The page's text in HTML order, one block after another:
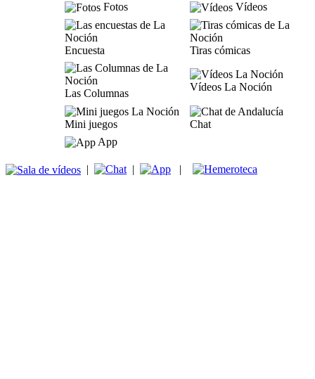
Fotos
Vídeos
Encuesta Tiras cómicas
Las Columnas
Vídeos La Noción
Mini juegos
Chat
App
| | |